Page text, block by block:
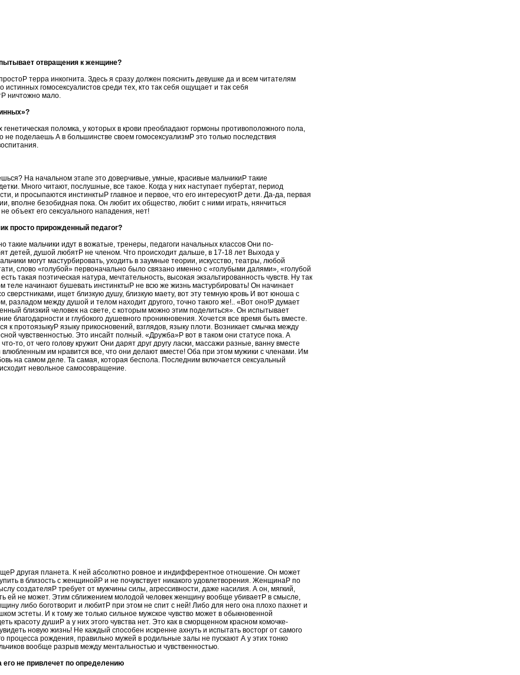
отвращения к женщине?
терра инкогнита. Здесь я сразу должен пояснить девушке да и всем читателям
истинных гомосексуалистов среди тех, кто так себя ощущает и так себя
ничтожно мало.
генетическая поломка, у которых в крови преобладают гормоны противоположного пола,
не поделаешь А в большинстве своем гомосексуализмP это только последствия
На начальном этапе это доверчивые, умные, красивые мальчикиP такие
Много читают, послушные, все такое. Когда у них наступает пубертат, период
и просыпаются инстинктыP главное и первое, что его интересуютP дети. Да-да, первая
вполне безобидная пока. Он любит их общество, любит с ними играть, нянчиться
объект его сексуального нападения, нет!
просто прирожденный педагог?
такие мальчики идут в вожатые, тренеры, педагоги начальных классов Они по-
детей, душой любятP не членом. Что происходит дальше, в 17-18 лет Выхода у
могут мастурбировать, уходить в заумные теории, искусство, театры, любой
слово «голубой» первоначально было связано именно с «голубыми далями», «голубой
такая поэтическая натура, мечтательность, высокая экзальтированность чувств. Ну так
теле начинают бушевать инстинктыP не всю же жизнь мастурбировать! Он начинает
сверстниками, ищет близкую душу, близкую маету, вот эту темную кровь И вот юноша с
разладом между душой и телом находит другого, точно такого же!.. «Вот оно!P думает
близкий человек на свете, с которым можно этим поделиться». Он испытывает
благодарности и глубокого душевного проникновения. Хочется все время быть вместе.
к протоязыкуP языку прикосновений, взглядов, языку плоти. Возникает смычка между
чувственностью. Это инсайт полный. «Дружба»P вот в таком они статусе пока. А
то, от чего голову кружит Они дарят друг другу ласки, массажи разные, ванну вместе
влюбленным им нравится все, что они делают вместе! Оба при этом мужики с членами. Им
на самом деле. Та самая, которая беспола. Последним включается сексуальный
невольное самосовращение.
другая планета. К ней абсолютно ровное и индифферентное отношение. Он может
в близость с женщинойP и не почувствует никакого удовлетворения. ЖенщинаP по
создателяP требует от мужчины силы, агрессивности, даже насилия. А он, мягкий,
ей не может. Этим сближением молодой человек женщину вообще убиваетP в смысле,
либо боготворит и любитP при этом не спит с ней! Либо для него она плохо пахнет и
эстеты. И к тому же только сильное мужское чувство может в обыкновенной
красоту душиP а у них этого чувства нет. Это как в сморщенном красном комочке-
новую жизнь! Не каждый способен искренне ахнуть и испытать восторг от самого
процесса рождения, правильно мужей в родильные залы не пускают А у этих тонко
вообще разрыв между ментальностью и чувственностью.
его не привлечет по определению